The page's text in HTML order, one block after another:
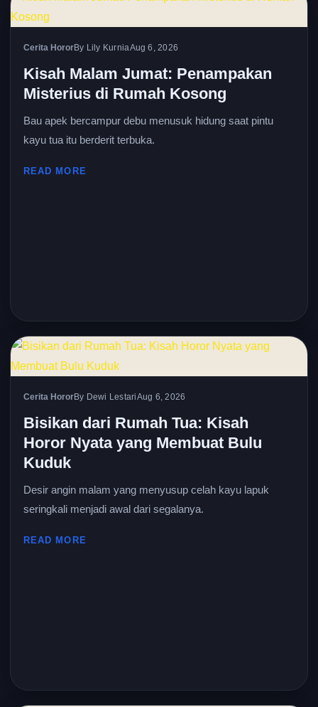
Cerita HororBy Lily KurniaAug 6, 2026
Kisah Malam Jumat: Penampakan
Misterius di Rumah Kosong
Bau apek bercampur debu menusuk hidung saat pintu
kayu tua itu berderit terbuka.
READ MORE
Cerita HororBy Dewi LestariAug 6, 2026
Bisikan dari Rumah Tua: Kisah
Horor Nyata yang Membuat Bulu
Kuduk
Desir angin malam yang menyusup celah kayu lapuk
seringkali menjadi awal dari segalanya.
READ MORE